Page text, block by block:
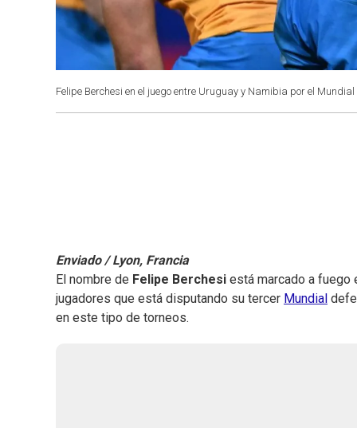
Felipe Berchesi en el juego entre Uruguay y Namibia por el
Enviado / Lyon, Francia
El nombre de Felipe Berchesi está marcado a fuego
jugadores que está disputando su tercer Mundial
en este tipo de torneos.